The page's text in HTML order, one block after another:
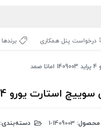
درخواست پنل همکاری برندها
استارت یورو 4 پراید 1409003 اماتا صمد
دسته‌بندی: